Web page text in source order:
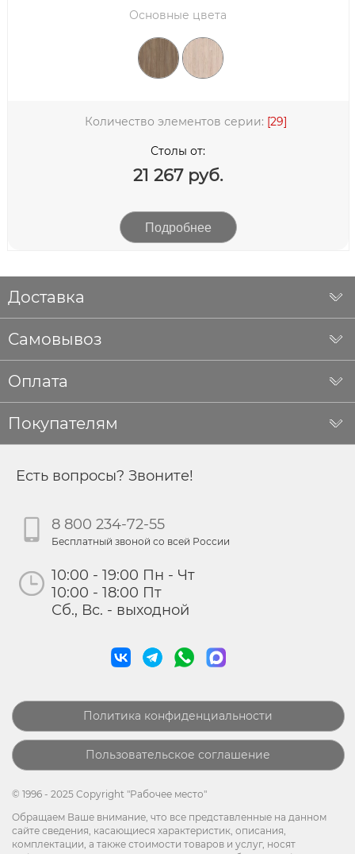
Основные цвета
Количество элементов серии: [29]
Столы от:
21 267 руб.
Подробнее
Доставка
Самовывоз
Оплата
Покупателям
Есть вопросы? Звоните!
8 800 234-72-55
Бесплатный звоной со всей России
10:00 - 19:00 Пн - Чт
10:00 - 18:00 Пт
Сб., Вс. - выходной
Политика конфиденциальности
Пользовательское соглашение
© 1996 - 2025 Copyright "Рабочее место"
Обращаем Ваше внимание, что все представленные на данном
сайте сведения, касающиеся характеристик, описания,
комплектации, а также стоимости товаров и услуг, носят